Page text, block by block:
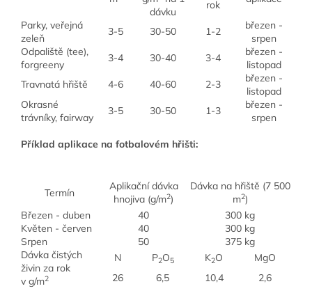
dávku
rok
Parky, veřejná
zeleň
3-5 30-50 1-2
březen -
srpen
Odpaliště (tee),
forgreeny
3-4 30-40 3-4
březen -
listopad
Travnatá hřiště
4-6 40-60 2-3
březen -
listopad
Okrasné
trávníky, fairway
3-5 30-50 1-3
březen -
srpen
Příklad aplikace na fotbalovém hřišti:
Termín
Aplikační dávka
hnojiva (g/m2)
Dávka na hřiště (7 500
m2)
Březen - duben
40
300 kg
Květen - červen
40
300 kg
Srpen
50
375 kg
Dávka čistých
živin za rok
v g/m2
N P2O5 K2O
MgO
26
6,5 10,4 2,6